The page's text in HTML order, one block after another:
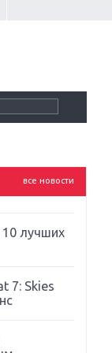
все новости
ругать
лучших
7: Skies